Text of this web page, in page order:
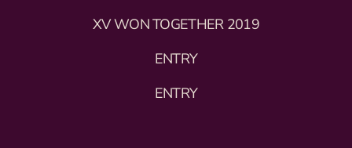
XV WON TOGETHER 2019
ENTRY
ENTRY